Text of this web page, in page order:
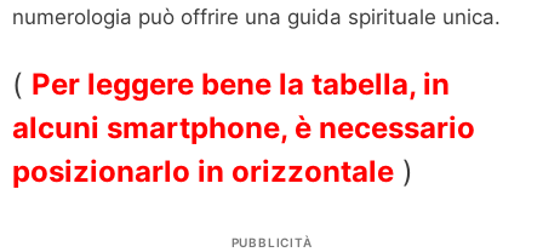
numerologia può offrire una guida spirituale unica.
( Per leggere bene la tabella, in
alcuni smartphone, è necessario
posizionarlo in orizzontale )
PUBBLICITÀ